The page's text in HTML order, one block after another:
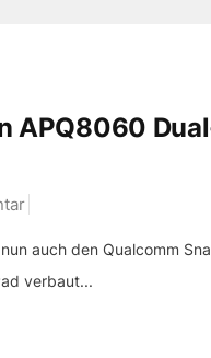
APQ8060
auch den Qualcomm
verbaut...